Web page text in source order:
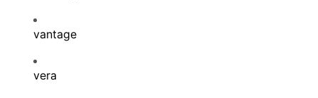
vantage
vera